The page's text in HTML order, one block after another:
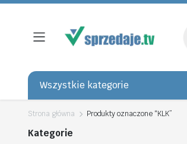
Wszystkie kategorie
Strona główna Produkty oznaczone “KLK”
Kategorie